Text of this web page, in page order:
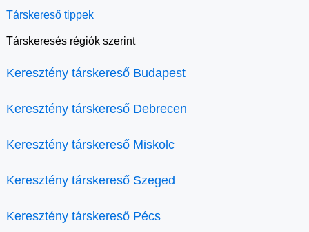
Társkereső tippek
Társkeresés régiók szerint
Keresztény társkereső Budapest
Keresztény társkereső Debrecen
Keresztény társkereső Miskolc
Keresztény társkereső Szeged
Keresztény társkereső Pécs